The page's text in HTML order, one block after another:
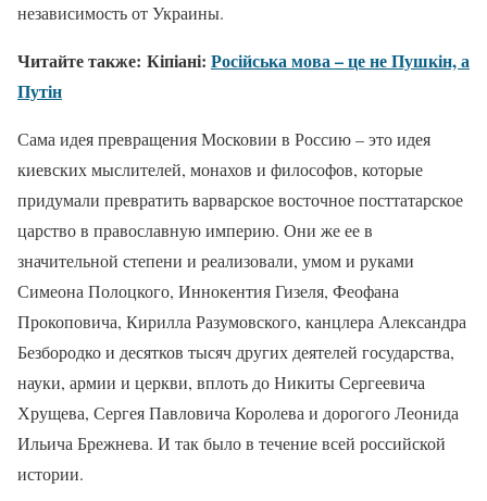
независимость от Украины.
Читайте также: Кіпіані: Російська мова – це не Пушкін, а
Путін
Сама идея превращения Московии в Россию – это идея
киевских мыслителей, монахов и философов, которые
придумали превратить варварское восточное посттатарское
царство в православную империю. Они же ее в
значительной степени и реализовали, умом и руками
Симеона Полоцкого, Иннокентия Гизеля, Феофана
Прокоповича, Кирилла Разумовского, канцлера Александра
Безбородко и десятков тысяч других деятелей государства,
науки, армии и церкви, вплоть до Никиты Сергеевича
Хрущева, Сергея Павловича Королева и дорогого Леонида
Ильича Брежнева. И так было в течение всей российской
истории.